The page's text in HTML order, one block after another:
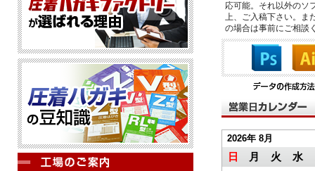
応可能。それ以外のソ
上、ご入稿下さい。ま
の場合は事前にご相談
2026年 8月
日 月 火 水